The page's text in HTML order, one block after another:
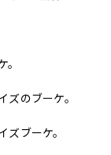
のブーケ。
ブーケ。